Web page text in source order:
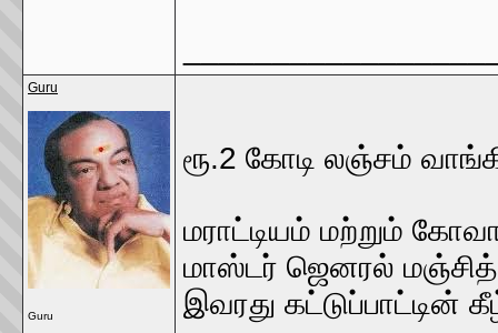
Guru
Guru
ரூ.2 கோடி லஞ்சம்
மராட்டியம் மற்றும்
மாஸ்டர் ஜெனரல்
இவரது கட்டுப்பாட்டின்